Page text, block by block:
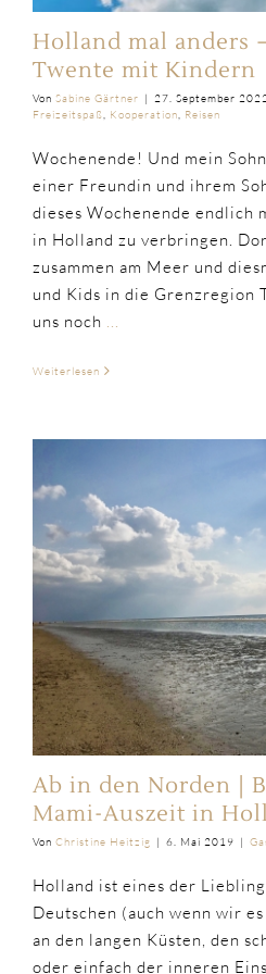
Holland mal anders
Twente mit Kindern
Von Sabine Gärtner | 27. September
Freizeitspaß, Kooperation, Reisen
Wochenende! Und mein
einer Freundin und ihrem
dieses Wochenende endlich
in Holland zu verbringen.
zusammen am Meer und
und Kids in die Grenzregion
uns noch ...
Weiterlesen
Ab in den Norden |
Mami-Auszeit in
Von Christine Heitzig | 6. Mai 2019 |
Holland ist eines der
Deutschen (auch wenn wir
an den langen Küsten, den
oder einfach der inneren